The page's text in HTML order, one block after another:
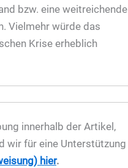
bzw. eine weitreichende
Vielmehr würde das
Krise erheblich
innerhalb der Artikel,
wir für eine Unterstützung
hier.